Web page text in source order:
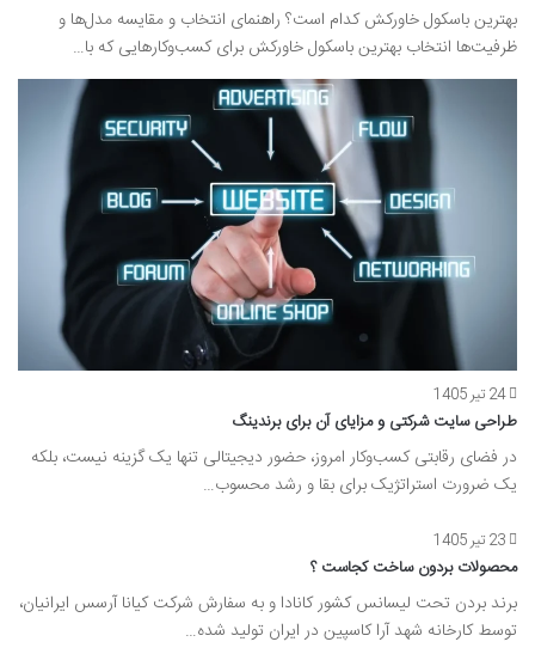
بهترین باسکول خاورکش کدام است؟ راهنمای انتخاب و مقایسه مدل‌ها و
ظرفیت‌ها انتخاب بهترین باسکول خاورکش برای کسب‌وکارهایی که با…
24 تیر 1405
طراحی سایت شرکتی و مزایای آن برای برندینگ
در فضای رقابتی کسب‌وکار امروز، حضور دیجیتالی تنها یک گزینه نیست، بلکه
یک ضرورت استراتژیک برای بقا و رشد محسوب…
23 تیر 1405
محصولات بردون ساخت کجاست ؟
برند بردن تحت لیسانس کشور کانادا و به سفارش شرکت کیانا آرسس ایرانیان،
توسط کارخانه شهد آرا کاسپین در ایران تولید شده…